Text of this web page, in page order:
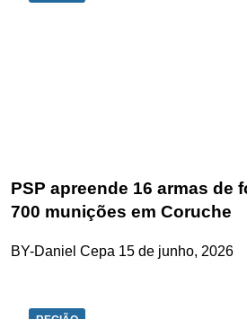
PSP apreende 16 armas de
700 munições em Coruche
BY-Daniel Cepa 15 de junho, 2026